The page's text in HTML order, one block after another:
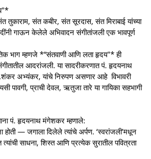
तुकाराम, संत कबीर, संत सूरदास, संत मिराबाई यांच्या
गाऊन केलेले अभिवादन संगीतांजली एक भावपूर्ण
भाग म्हणजे *“संतवाणी आणि लता हृदय"* ही
आदरांजली. या सादरीकरणात पं. हृदयनाथ
अभ्यंकर, यांचे निरुपण असणार आहे विभावरी
पावगी, प्राची देवल, ऋतुजा तारे या गायिका सहभागी
पं. हृदयनाथ मंगेशकर म्हणाले:
होती — जगाला दिलेले त्यांचे अर्पण. ‘स्वरांजली’मधून
साधना, शिस्त आणि प्रत्येक सुरातील पवित्रता